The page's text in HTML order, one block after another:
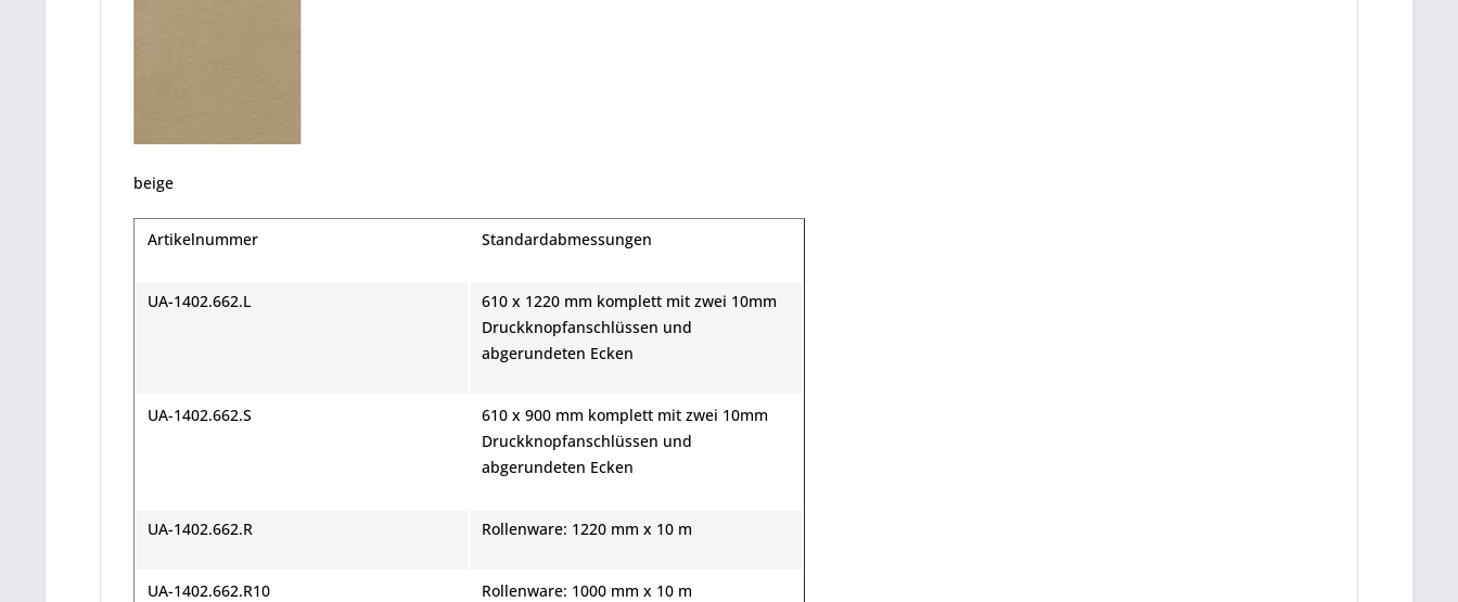
beige
Artikelnummer Standardabmessungen
UA-1402.662.L
610 x 1220 mm komplett mit zwei 10mm
Druckknopfanschlüssen und
abgerundeten Ecken
UA-1402.662.S
610 x 900 mm komplett mit zwei 10mm
Druckknopfanschlüssen und
abgerundeten Ecken
UA-1402.662.R Rollenware: 1220 mm x 10 m
UA-1402.662.R10 Rollenware: 1000 mm x 10 m